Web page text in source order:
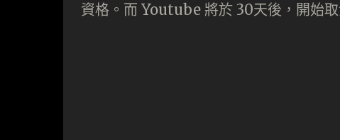
資格。而 Youtube 將於 30天後，開始